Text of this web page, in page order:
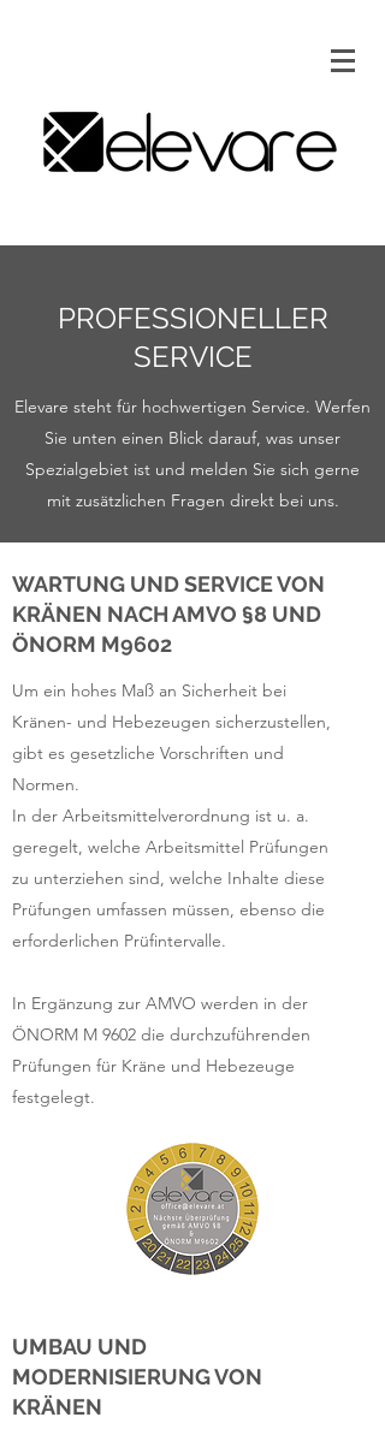
PROFESSIONELLER
SERVICE
Elevare steht für hochwertigen Service. Werfen
Sie unten einen Blick darauf, was unser
Spezialgebiet ist und melden Sie sich gerne
mit zusätzlichen Fragen direkt bei uns.
WARTUNG UND SERVICE VON
KRÄNEN NACH AMVO §8 UND
ÖNORM M9602
Um ein hohes Maß an Sicherheit bei
Kränen- und Hebezeugen sicherzustellen,
gibt es gesetzliche Vorschriften und
Normen.
In der Arbeitsmittelverordnung ist u. a.
geregelt, welche Arbeitsmittel Prüfungen
zu unterziehen sind, welche Inhalte diese
Prüfungen umfassen müssen, ebenso die
erforderlichen Prüfintervalle.
In Ergänzung zur AMVO werden in der
ÖNORM M 9602 die durchzuführenden
Prüfungen für Kräne und Hebezeuge
festgelegt.
UMBAU UND
MODERNISIERUNG VON
KRÄNEN